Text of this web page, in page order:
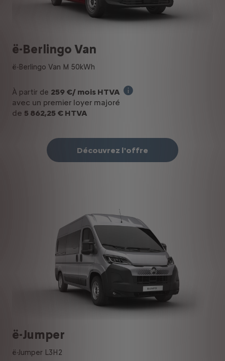
ë-Berlingo Van
ë-Berlingo Van M 50kWh
À partir de 259 €/ mois HTVA
avec un premier loyer majoré
de 5 862,25 € HTVA
Découvrez l'offre
ë-Jumper
ë-Jumper L3H2